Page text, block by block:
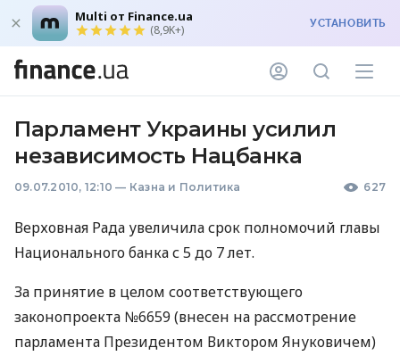
Multi от Finance.ua
(8,9K+) УСТАНОВИТЬ
Парламент Украины усилил
независимость Нацбанка
09.07.2010, 12:10 — Казна и Политика 627
Верховная Рада увеличила срок полномочий главы
Национального банка с 5 до 7 лет.
За принятие в целом соответствующего
законопроекта №6659 (внесен на рассмотрение
парламента Президентом Виктором Януковичем)